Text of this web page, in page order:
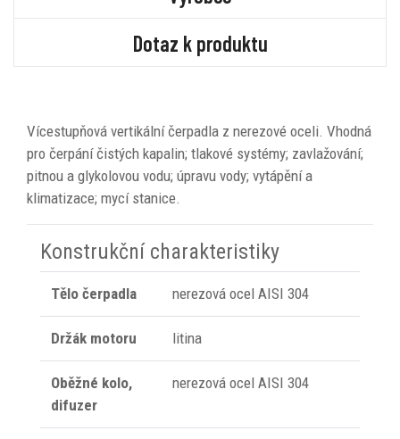
Dotaz k produktu
Vícestupňová vertikální čerpadla z nerezové oceli. Vhodná
pro čerpání čistých kapalin; tlakové systémy; zavlažování;
pitnou a glykolovou vodu; úpravu vody; vytápění a
klimatizace; mycí stanice.
Konstrukční charakteristiky
Tělo čerpadla nerezová ocel AISI 304
Držák motoru litina
Oběžné kolo,
difuzer
nerezová ocel AISI 304